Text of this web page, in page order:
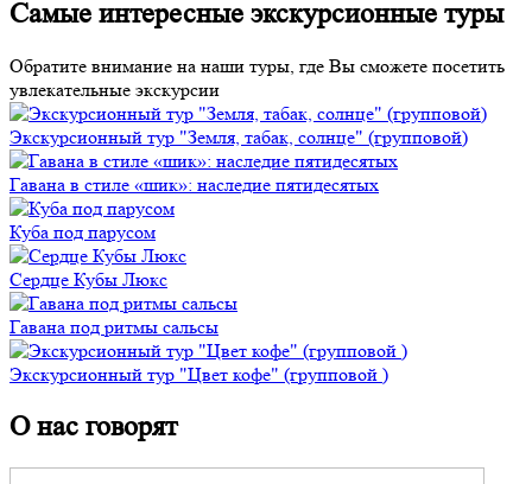
Самые интересные экскурсионные туры
Обратите внимание на наши туры, где Вы сможете посетить
увлекательные экскурсии
Экскурсионный тур "Земля, табак, солнце" (групповой)
Гавана в стиле «шик»: наследие пятидесятых
Куба под парусом
Сердце Кубы Люкс
Гавана под ритмы сальсы
Экскурсионный тур "Цвет кофе" (групповой )
О нас говорят